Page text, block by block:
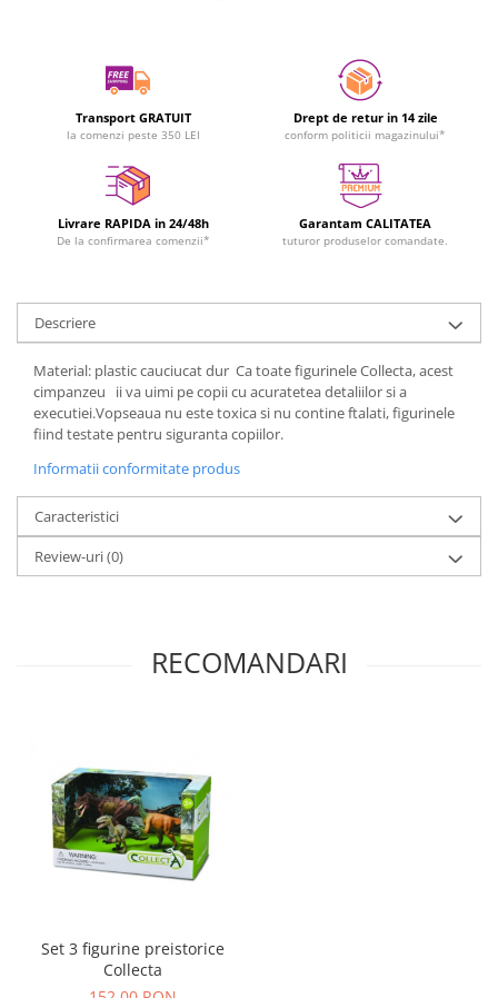
Transport GRATUIT
la comenzi peste 350 LEI
Drept de retur in 14 zile
conform politicii magazinului*
Livrare RAPIDA in 24/48h
De la confirmarea comenzii*
Garantam CALITATEA
tuturor produselor comandate.
Descriere
Material: plastic cauciucat dur Ca toate figurinele Collecta, acest
cimpanzeu ii va uimi pe copii cu acuratetea detaliilor si a
executiei.Vopseaua nu este toxica si nu contine ftalati, figurinele
fiind testate pentru siguranta copiilor.
Informatii conformitate produs
Caracteristici
Review-uri(0)
RECOMANDARI
Set 3 figurine preistorice
Collecta